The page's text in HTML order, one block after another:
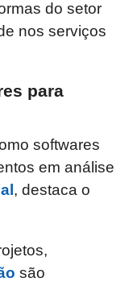
do setor
nos serviços
para
softwares
em análise
, destaca o
são